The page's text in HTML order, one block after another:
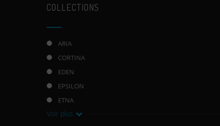
COLLECTIONS
ARIA
CORTINA
EDEN
EPSILON
ETNA
Voir plus